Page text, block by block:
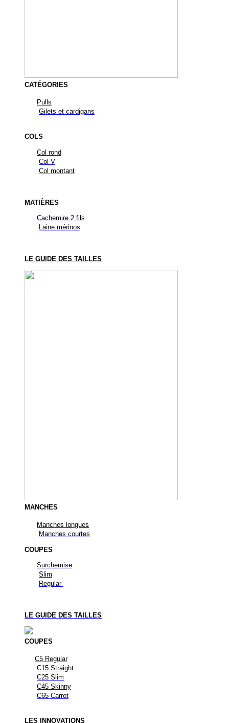
CATÉGORIES
Pulls
Gilets et cardigans
COLS
Col rond
Col V
Col montant
MATIÈRES
Cachemire 2 fils
Laine mérinos
LE GUIDE DES TAILLES
MANCHES
Manches longues
Manches courtes
COUPES
Surchemise
Slim
Regular
LE GUIDE DES TAILLES
COUPES
C5 Regular
C15 Straight
C25 Slim
C45 Skinny
C65 Carrot
LES INNOVATIONS